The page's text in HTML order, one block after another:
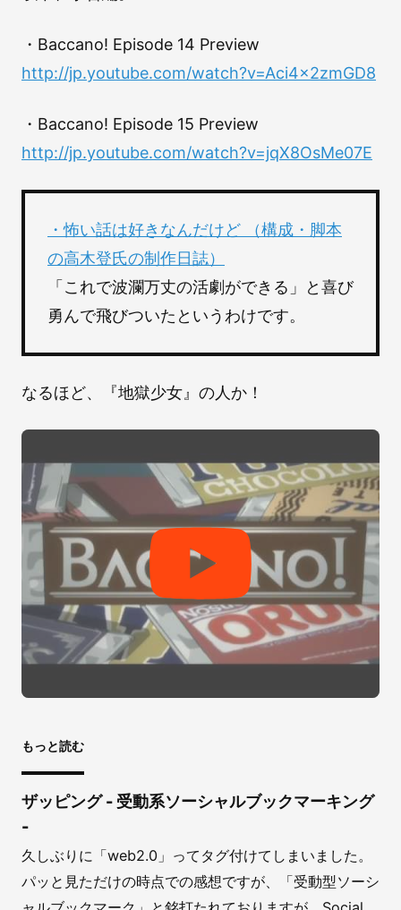
・Baccano! Episode 14 Preview
http://jp.youtube.com/watch?v=Aci4x2zmGD8
・Baccano! Episode 15 Preview
http://jp.youtube.com/watch?v=jqX8OsMe07E
・怖い話は好きなんだけど （構成・脚本
の高木登氏の制作日誌）
「これで波瀾万丈の活劇ができる」と喜び
勇んで飛びついたというわけです。
なるほど、『地獄少女』の人か！
もっと読む
ザッピング - 受動系ソーシャルブックマーキング
-
久しぶりに「web2.0」ってタグ付けてしまいました。
パッと見ただけの時点での感想ですが、「受動型ソーシ